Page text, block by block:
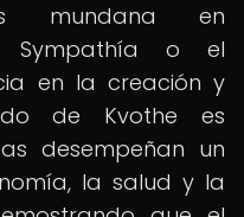
mundana en
Sympathía o el
en la creación y
de Kvothe es
desempeñan un
la salud y la